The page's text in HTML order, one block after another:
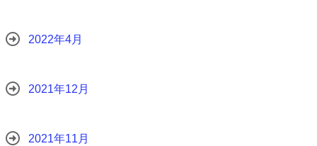
2022年4月
2021年12月
2021年11月